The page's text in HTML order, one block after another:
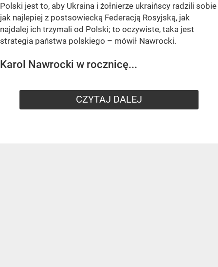
Polski jest to, aby Ukraina i żołnierze ukraińscy radzili sobie
jak najlepiej z postsowiecką Federacją Rosyjską, jak
najdalej ich trzymali od Polski; to oczywiste, taka jest
strategia państwa polskiego – mówił Nawrocki.
Karol Nawrocki w rocznicę...
CZYTAJ DALEJ